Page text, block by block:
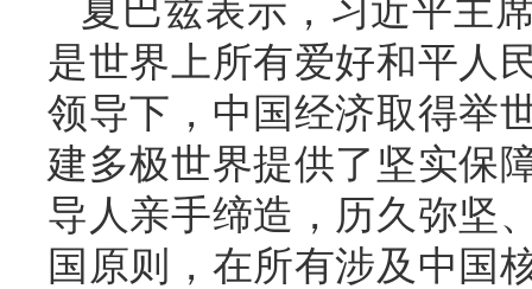
夏巴兹表示，习近平主
是世界上所有爱好和平人
领导下，中国经济取得举
建多极世界提供了坚实保
导人亲手缔造，历久弥坚
国原则，在所有涉及中国